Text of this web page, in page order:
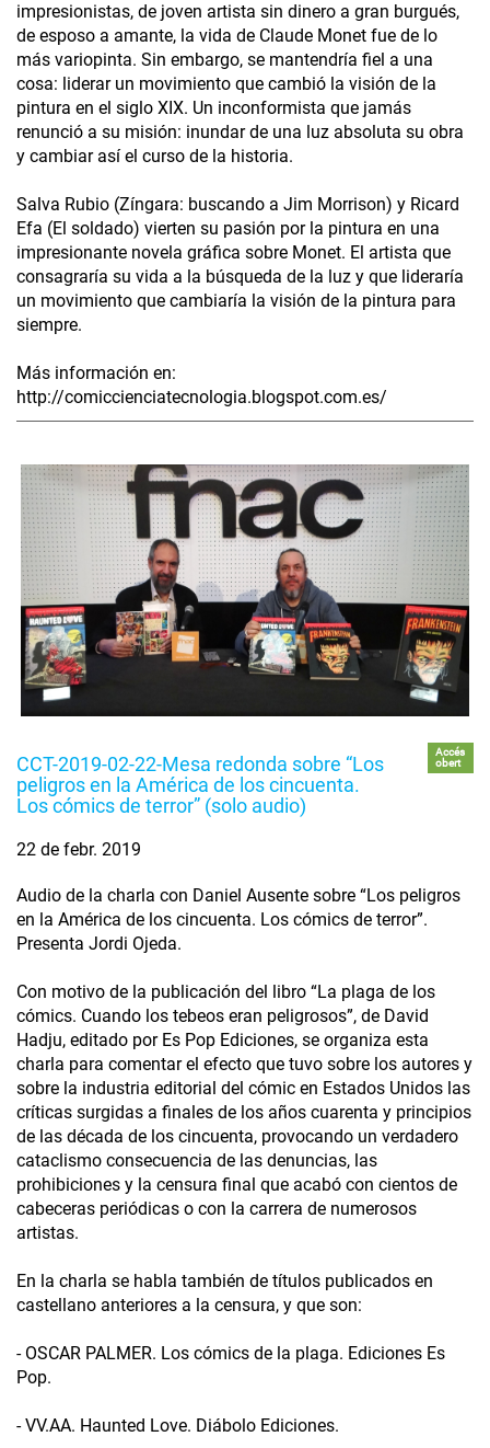
impresionistas, de joven artista sin dinero a gran burgués,
de esposo a amante, la vida de Claude Monet fue de lo
más variopinta. Sin embargo, se mantendría fiel a una
cosa: liderar un movimiento que cambió la visión de la
pintura en el siglo XIX. Un inconformista que jamás
renunció a su misión: inundar de una luz absoluta su obra
y cambiar así el curso de la historia.
Salva Rubio (Zíngara: buscando a Jim Morrison) y Ricard
Efa (El soldado) vierten su pasión por la pintura en una
impresionante novela gráfica sobre Monet. El artista que
consagraría su vida a la búsqueda de la luz y que lideraría
un movimiento que cambiaría la visión de la pintura para
siempre.
Más información en:
http://comiccienciatecnologia.blogspot.com.es/
CCT-2019-02-22-Mesa redonda sobre “Los
peligros en la América de los cincuenta.
Los cómics de terror” (solo audio)
Accés
obert
22 de febr. 2019
Audio de la charla con Daniel Ausente sobre “Los peligros
en la América de los cincuenta. Los cómics de terror”.
Presenta Jordi Ojeda.
Con motivo de la publicación del libro “La plaga de los
cómics. Cuando los tebeos eran peligrosos”, de David
Hadju, editado por Es Pop Ediciones, se organiza esta
charla para comentar el efecto que tuvo sobre los autores y
sobre la industria editorial del cómic en Estados Unidos las
críticas surgidas a finales de los años cuarenta y principios
de las década de los cincuenta, provocando un verdadero
cataclismo consecuencia de las denuncias, las
prohibiciones y la censura final que acabó con cientos de
cabeceras periódicas o con la carrera de numerosos
artistas.
En la charla se habla también de títulos publicados en
castellano anteriores a la censura, y que son:
- OSCAR PALMER. Los cómics de la plaga. Ediciones Es
Pop.
- VV.AA. Haunted Love. Diábolo Ediciones.